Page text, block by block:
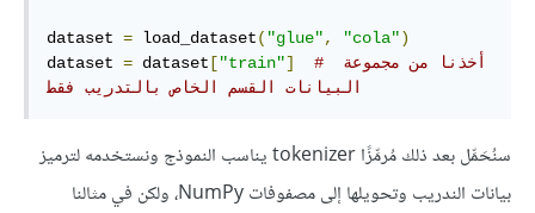
dataset = load_dataset( "glue", "cola")
dataset = dataset ["train"]
# أخذنا من مجموعة
البيانات القسم الخاص بالتدريب فقط
سنُحَمِّل بعد ذلك مُرمِّزًا tokenizer يناسب النموذج ونستخدمه لترميز
بيانات الندريب وتحويلها إلى مصفوفات NumPy، ولكن في مثالنا